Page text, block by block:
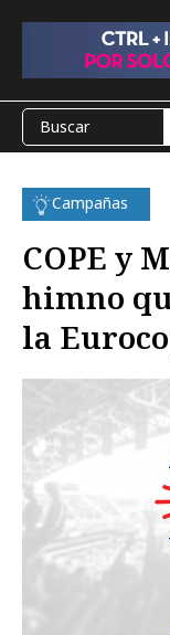
Campañas
COPE y
himno
la